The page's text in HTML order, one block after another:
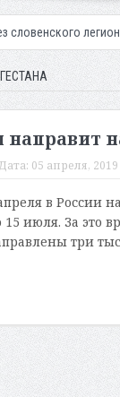
направит
Дата: 05 апреля, 2019
в России
15 июля. За это
три